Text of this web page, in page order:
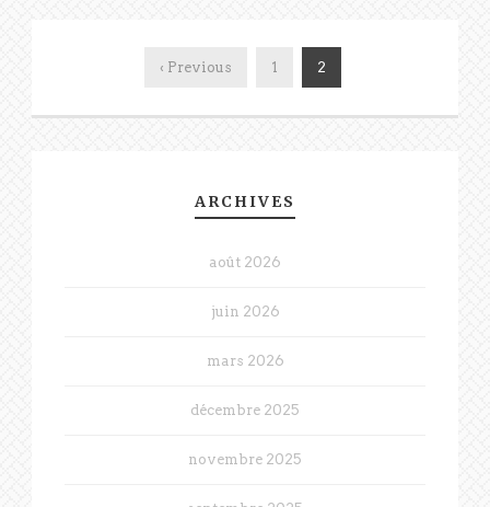
‹ Previous 1 2
ARCHIVES
août 2026
juin 2026
mars 2026
décembre 2025
novembre 2025